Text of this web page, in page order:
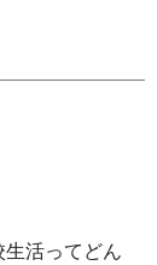
活ってどん